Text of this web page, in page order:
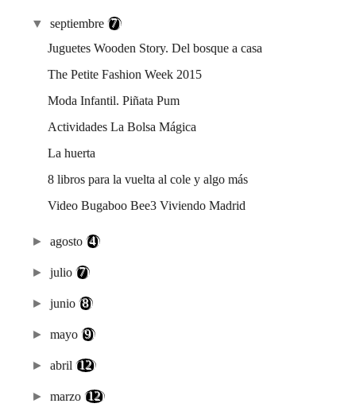
▼septiembre(7)
Juguetes Wooden Story. Del bosque a casa
The Petite Fashion Week 2015
Moda Infantil. Piñata Pum
Actividades La Bolsa Mágica
La huerta
8 libros para la vuelta al cole y algo más
Video Bugaboo Bee3 Viviendo Madrid
►agosto(4)
►julio(7)
►junio(8)
►mayo(9)
►abril (12)
►marzo (12)